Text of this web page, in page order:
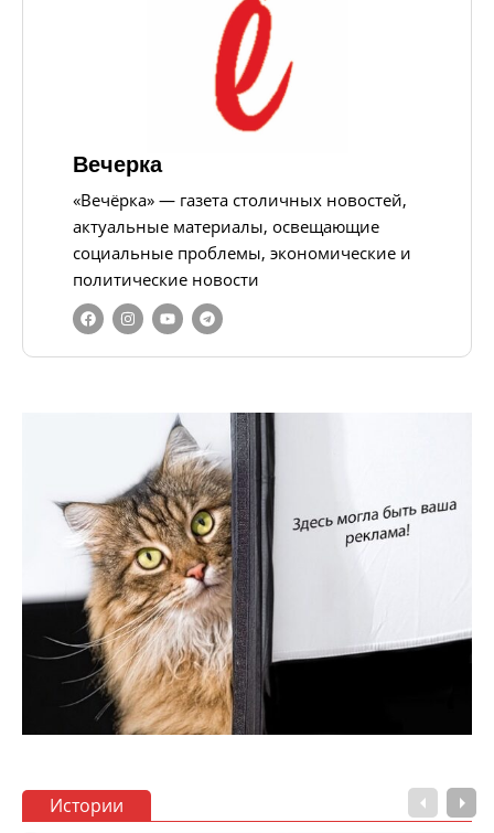
Вечерка
«Вечёрка» — газета столичных новостей,
актуальные материалы, освещающие
социальные проблемы, экономические и
политические новости
Истории